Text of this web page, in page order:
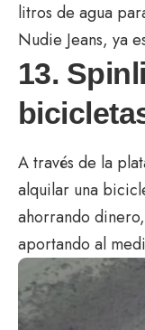
litros de agua
Nudie Jeans, ya
13.
A través de la
alquilar una
ahorrando
aportando al